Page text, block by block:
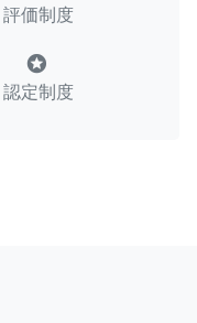
評価制度
stars
認定制度